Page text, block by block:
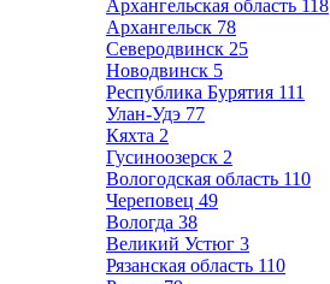
Архангельская область 118
Архангельск 78
Северодвинск 25
Новодвинск 5
Республика Бурятия 111
Улан-Удэ 77
Кяхта 2
Гусиноозерск 2
Вологодская область 110
Череповец 49
Вологда 38
Великий Устюг 3
Рязанская область 110